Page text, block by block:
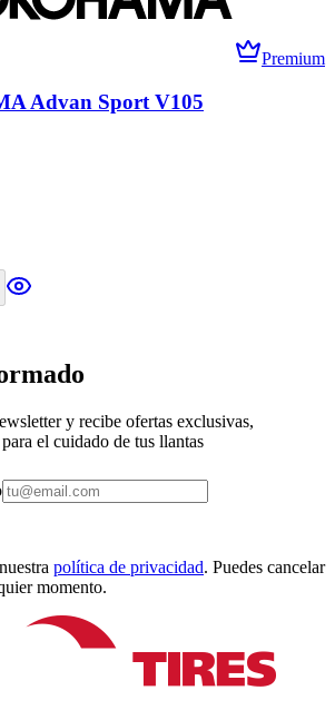
Premium
Advan Sport V105
y recibe ofertas exclusivas,
el cuidado de tus llantas
política de privacidad. Puedes cancelar
momento.